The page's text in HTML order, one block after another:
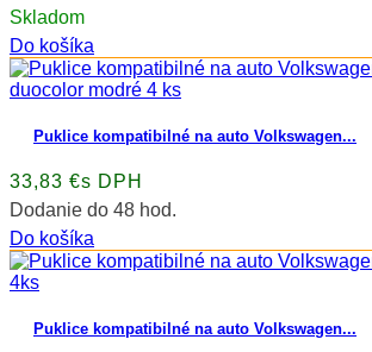
Skladom
Do košíka
Puklice kompatibilné na auto Volkswagen...
33,83 €s DPH
Dodanie do 48 hod.
Do košíka
Puklice kompatibilné na auto Volkswagen...